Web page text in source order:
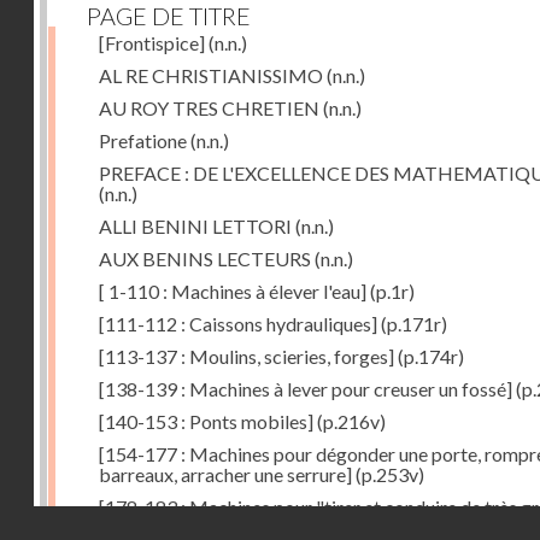
PAGE DE TITRE
[Frontispice](n.n.)
AL RE CHRISTIANISSIMO (n.n.)
AU ROY TRES CHRETIEN (n.n.)
Prefatione(n.n.)
PREFACE : DE L'EXCELLENCE DES
(n.n.)
ALLI BENINI LETTORI (n.n.)
AUX BENINS LECTEURS (n.n.)
[ 1-110 : Machines à élever l'eau](p.1r)
[111-112 : Caissons hydrauliques](p.171r)
[113-137 : Moulins, scieries, forges](p.174r)
[138-139 : Machines à lever pour creuser un fossé]
[140-153 : Ponts mobiles](p.216v)
[154-177 : Machines pour dégonder une porte,
barreaux, arracher une serrure](p.253v)
[178-183 : Machines pour "tirer et conduire de très